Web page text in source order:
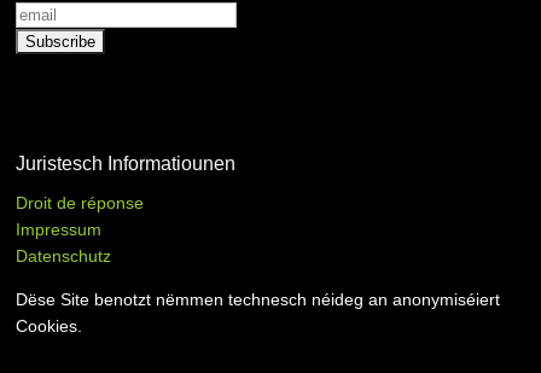
Juristesch Informatiounen
Droit de réponse
Impressum
Datenschutz
Dëse Site benotzt nëmmen technesch néideg an anonymiséiert
Cookies.